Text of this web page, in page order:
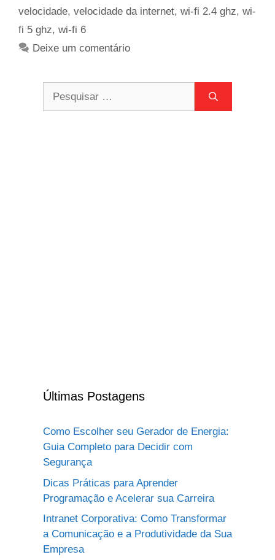
velocidade, velocidade da internet, wi-fi 2.4 ghz, wi-
fi 5 ghz, wi-fi 6
Deixe um comentário
Últimas Postagens
Como Escolher seu Gerador de Energia:
Guia Completo para Decidir com
Segurança
Dicas Práticas para Aprender
Programação e Acelerar sua Carreira
Intranet Corporativa: Como Transformar
a Comunicação e a Produtividade da Sua
Empresa